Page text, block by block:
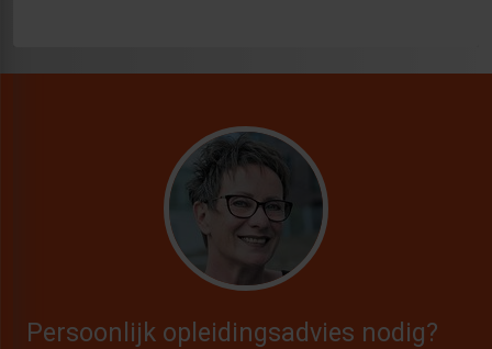
Persoonlijk opleidingsadvies nodig?